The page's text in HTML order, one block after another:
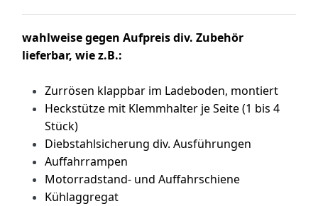
wahlweise gegen Aufpreis div. Zubehör
lieferbar, wie z.B.:
Zurrösen klappbar im Ladeboden, montiert
Heckstütze mit Klemmhalter je Seite (1 bis 4
Stück)
Diebstahlsicherung div. Ausführungen
Auffahrrampen
Motorradstand- und Auffahrschiene
Kühlaggregat